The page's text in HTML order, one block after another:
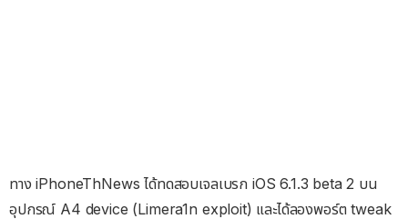
ทาง iPhoneThNews ได้ทดสอบเจลเบรก iOS 6.1.3 beta 2 บน
อุปกรณ์ A4 device (Limera1n exploit) และได้ลองพอร์ต tweak